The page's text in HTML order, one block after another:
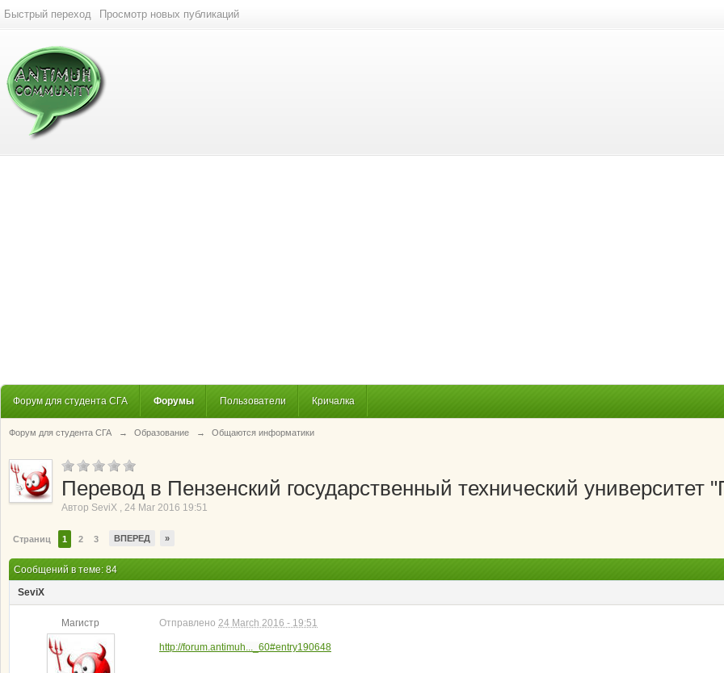
Быстрый переход Просмотр новых публикаций
Форум для студента СГА Форумы Пользователи Кричалка
Форум для студента СГА → Образование → Общаются информатики
Перевод в Пензенский государственный технический университет
Автор SeviX , 24 Mar 2016 19:51
Страниц 1 2 3 ВПЕРЕД »
Сообщений в теме: 84
SeviX
Магистр Отправлено 24 March 2016 - 19:51
http://forum.antimuh..._60#entry190648